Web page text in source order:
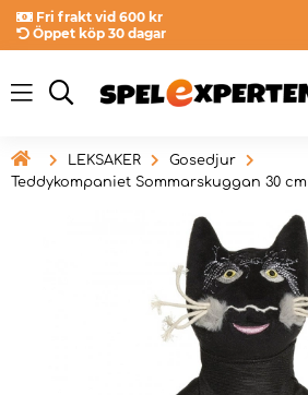
Fri frakt vid 600 kr
Öppet köp 30 dagar
 LEKSAKER
Gosedjur
Teddykompaniet Sommarskuggan 30 cm